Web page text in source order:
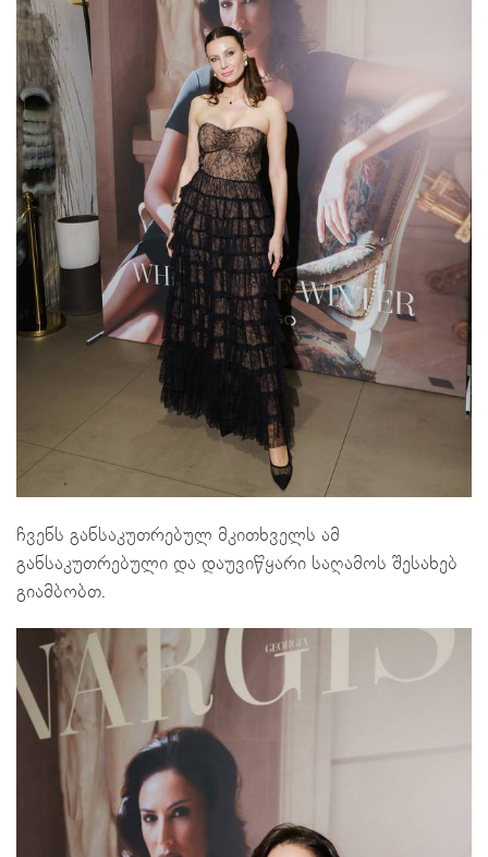
ჩვენს განსაკუთრებულ მკითხველს ამ
განსაკუთრებული და დაუვიწყარი საღამოს შესახებ
გიამბობთ.